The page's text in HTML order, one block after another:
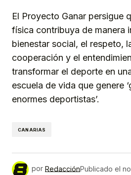
El Proyecto Ganar persigue
física contribuya de manera
bienestar social, el respeto,
cooperación y el
transformar el deporte en
escuela de vida que genere
enormes deportistas’.
CANARIAS
por RedacciónPublicado el